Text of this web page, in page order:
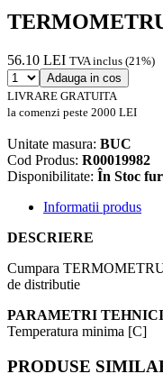
56.10 LEI TVA inclus (21%)
Adauga in cos
LIVRARE GRATUITA
la comenzi peste 2000 LEI
Unitate masura: BUC
Cod Produs: R00019982
Disponibilitate: În Stoc
Informatii produs
DESCRIERE
Cumpara
de distributie
PARAMETRI TEHNICI
Temperatura minima [C]
PRODUSE